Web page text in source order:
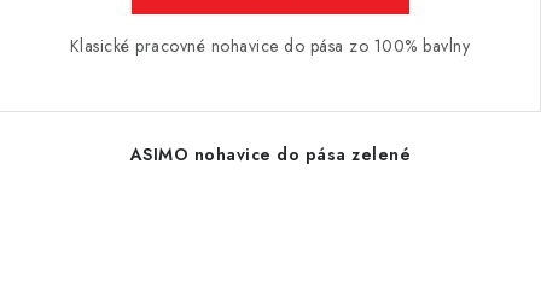
Klasické pracovné nohavice do pása zo 100% bavlny
ASIMO nohavice do pása zelené